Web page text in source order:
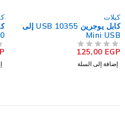
كابل يوجرين 10355 USB إلى
كابل شاشة يوجرين 3 متر
HDMI 10130
EGP
إضافة إلى السلة